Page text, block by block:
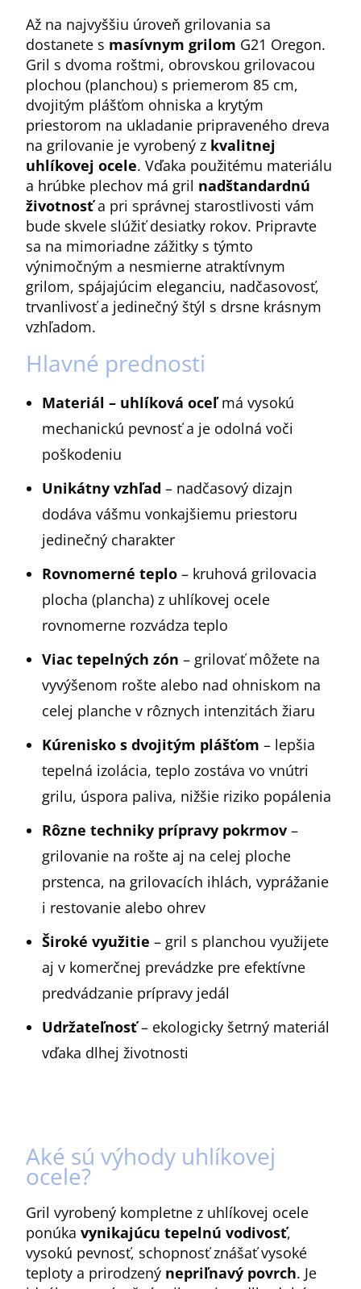
Až na najvyššiu úroveň grilovania sa
dostanete s masívnym grilom G21 Oregon.
Gril s dvoma roštmi, obrovskou grilovacou
plochou (planchou) s priemerom 85 cm,
dvojitým plášťom ohniska a krytým
priestorom na ukladanie pripraveného dreva
na grilovanie je vyrobený z kvalitnej
uhlíkovej ocele. Vďaka použitému materiálu
a hrúbke plechov má gril nadštandardnú
životnosťa pri správnej starostlivosti vám
bude skvele slúžiť desiatky rokov. Pripravte
sa na mimoriadne zážitky s týmto
výnimočným a nesmierne atraktívnym
grilom, spájajúcim eleganciu, nadčasovosť,
trvanlivosť a jedinečný štýl s drsne krásnym
vzhľadom.
Hlavné prednosti
Materiál – uhlíková oceľmá vysokú
mechanickú pevnosť a je odolná voči
poškodeniu
Unikátny vzhľad – nadčasový dizajn
dodáva vášmu vonkajšiemu priestoru
jedinečný charakter
Rovnomerné teplo – kruhová grilovacia
plocha (plancha) z uhlíkovej ocele
rovnomerne rozvádza teplo
Viac tepelných zón – grilovať môžete na
vyvýšenom rošte alebo nad ohniskom na
celej planche v rôznych intenzitách žiaru
Kúrenisko s dvojitým plášťom – lepšia
tepelná izolácia, teplo zostáva vo vnútri
grilu, úspora paliva, nižšie riziko popálenia
Rôzne techniky prípravy pokrmov –
grilovanie na rošte aj na celej ploche
prstenca, na grilovacích ihlách, vyprážanie
i restovanie alebo ohrev
Široké využitie – gril s planchou využijete
aj v komerčnej prevádzke pre efektívne
predvádzanie prípravy jedál
Udržateľnosť– ekologicky šetrný materiál
vďaka dlhej životnosti
Aké sú výhody uhlíkovej
ocele?
Gril vyrobený kompletne z uhlíkovej ocele
ponúka vynikajúcu tepelnú vodivosť,
vysokú pevnosť, schopnosť znášať vysoké
teploty a prirodzený nepriľnavý povrch. Je